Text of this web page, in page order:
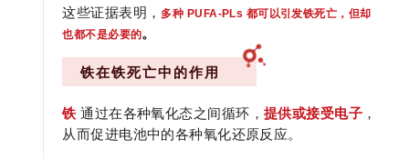
这些证据表明，多种 PUFA-PLs 都可以引发铁死亡，但却
也都不是必要的。
铁在铁死亡中的作用
铁通过在各种氧化态之间循环， 提供或接受电子 ，
从而促进电池中的各种氧化还原反应。